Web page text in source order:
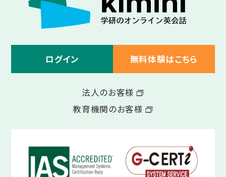
ログイン 無料体験はこちら
法人のお客様
教育機関のお客様